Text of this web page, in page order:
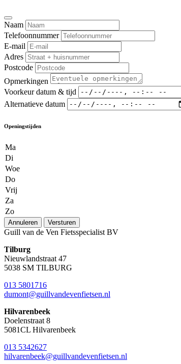
Naam
Telefoonnummer
E-mail
Adres
Postcode
Opmerkingen
Voorkeur datum & tijd
Alternatieve datum
Openingstijden
Ma
Di
Woe
Do
Vrij
Za
Zo
Annuleren Versturen
Guill van de Ven Fietsspecialist BV
Tilburg
Nieuwlandstraat 47
5038 SM TILBURG
013 5801716
dumont@guillvandevenfietsen.nl
Hilvarenbeek
Doelenstraat 8
5081CL Hilvarenbeek
013 5342627
hilvarenbeek@guillvandevenfietsen.nl